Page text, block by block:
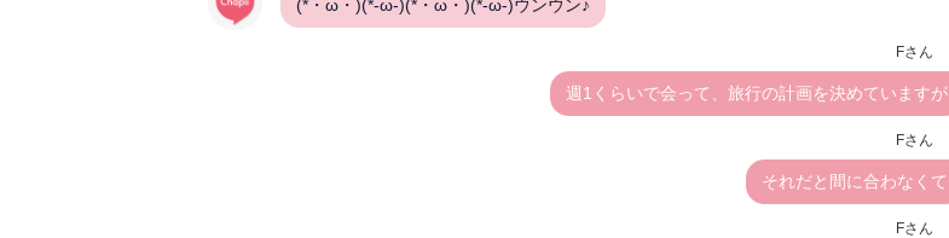
(*・ω・)(*-ω-)(*・ω・)(*-ω-)ウンウン♪
Fさん
週1くらいで会って、旅行の計画を決めていますが
Fさん
それだと間に合わなくて
Fさん